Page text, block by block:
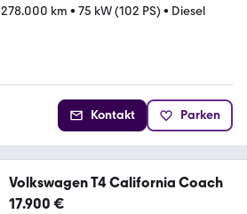
278.000 km • 75 kW (102 PS) • Diesel
Kontakt Parken
Volkswagen T4 California Coach
17.900 €